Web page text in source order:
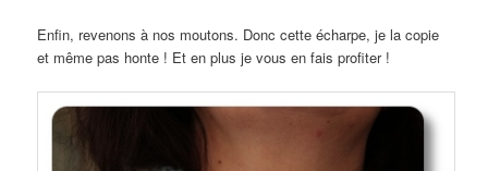
Enfin, revenons à nos moutons. Donc cette écharpe, je la copie
et même pas honte ! Et en plus je vous en fais profiter !